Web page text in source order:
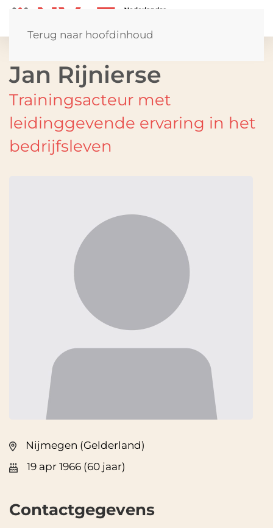
Terug naar hoofdinhoud
Jan Rijnierse
Trainingsacteur met
leidinggevende ervaring in het
bedrijfsleven
Nijmegen (Gelderland)
19 apr 1966 (60 jaar)
Contactgegevens